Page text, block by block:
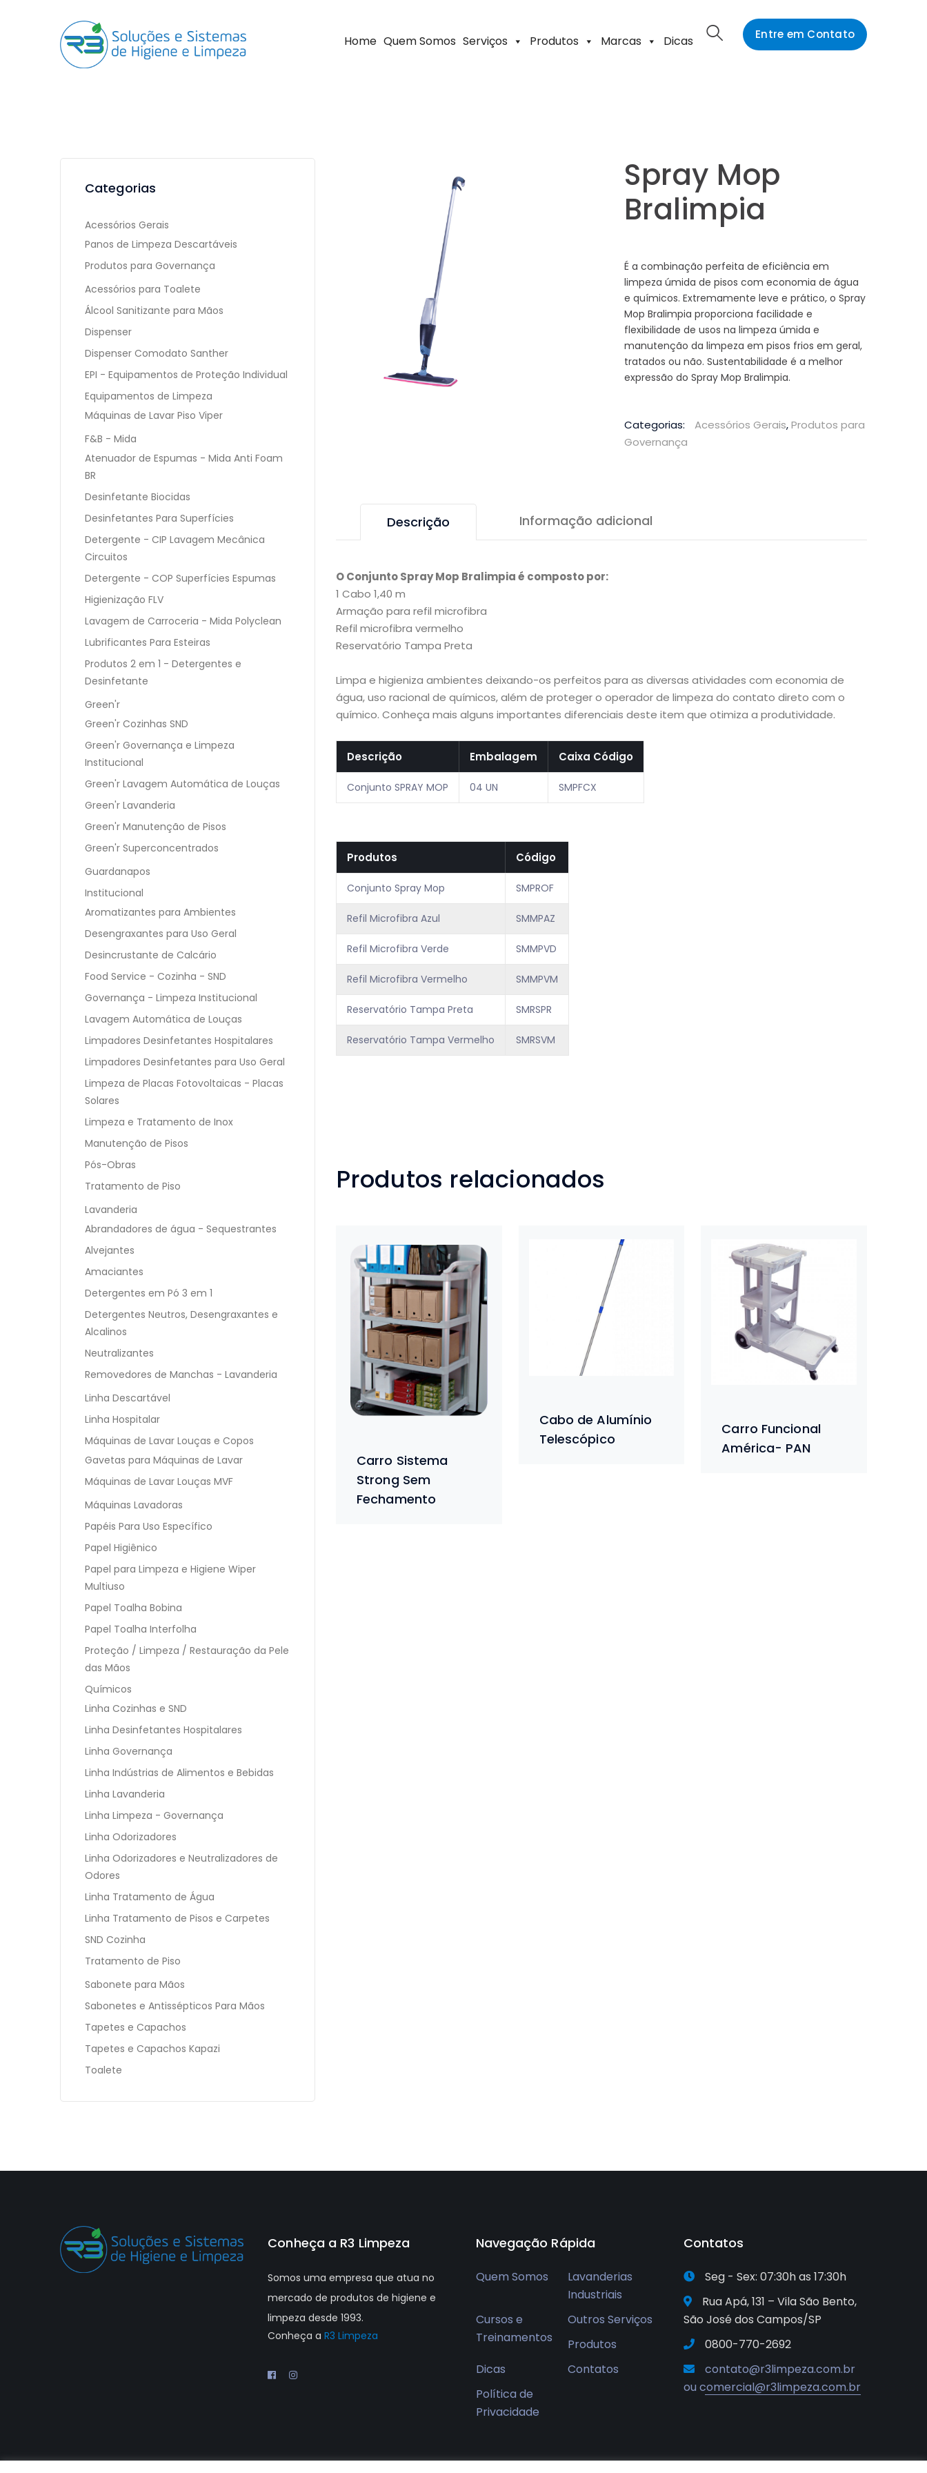
Entre em Contato
Home Quem Somos Serviços Produtos Marcas Dicas
Spray Mop
Bralimpia
É a combinação perfeita de eficiência em
limpeza úmida de pisos com economia de água
e químicos. Extremamente leve e prático, o Spray
Mop Bralimpia proporciona facilidade e
flexibilidade de usos na limpeza úmida e
manutenção da limpeza em pisos frios em geral,
tratados ou não. Sustentabilidade é a melhor
expressão do Spray Mop Bralimpia.
Categorias: Acessórios Gerais,Produtos para
Governança
Descrição Informação adicional
O Conjunto Spray Mop Bralimpia é composto por:
1 Cabo 1,40 m
Armação para refil microfibra
Refil microfibra vermelho
Reservatório Tampa Preta
Limpa e higieniza ambientes deixando-os perfeitos para as diversas atividades com economia de
água, uso racional de químicos, além de proteger o operador de limpeza do contato direto com o
químico. Conheça mais alguns importantes diferenciais deste item que otimiza a produtividade.
Descrição Embalagem Caixa Código
Conjunto SPRAY MOP 04 UN SMPFCX
Produtos Código
Conjunto Spray Mop SMPROF
Refil Microfibra Azul SMMPAZ
Refil Microfibra Verde SMMPVD
Refil Microfibra Vermelho SMMPVM
Reservatório Tampa Preta SMRSPR
Reservatório Tampa Vermelho SMRSVM
Produtos relacionados
Carro Sistema
Strong Sem
Fechamento
Cabo de Alumínio
Telescópico
Carro Funcional
América- PAN
Categorias
Acessórios Gerais
Panos de Limpeza Descartáveis
Produtos para Governança
Acessórios para Toalete
Álcool Sanitizante para Mãos
Dispenser
Dispenser Comodato Santher
EPI - Equipamentos de Proteção Individual
Equipamentos de Limpeza
Máquinas de Lavar Piso Viper
F&B - Mida
Atenuador de Espumas - Mida Anti Foam
BR
Desinfetante Biocidas
Desinfetantes Para Superfícies
Detergente - CIP Lavagem Mecânica
Circuitos
Detergente - COP Superfícies Espumas
Higienização FLV
Lavagem de Carroceria - Mida Polyclean
Lubrificantes Para Esteiras
Produtos 2 em 1 - Detergentes e
Desinfetante
Green'r
Green'r Cozinhas SND
Green'r Governança e Limpeza
Institucional
Green'r Lavagem Automática de Louças
Green'r Lavanderia
Green'r Manutenção de Pisos
Green'r Superconcentrados
Guardanapos
Institucional
Aromatizantes para Ambientes
Desengraxantes para Uso Geral
Desincrustante de Calcário
Food Service - Cozinha - SND
Governança - Limpeza Institucional
Lavagem Automática de Louças
Limpadores Desinfetantes Hospitalares
Limpadores Desinfetantes para Uso Geral
Limpeza de Placas Fotovoltaicas - Placas
Solares
Limpeza e Tratamento de Inox
Manutenção de Pisos
Pós-Obras
Tratamento de Piso
Lavanderia
Abrandadores de água - Sequestrantes
Alvejantes
Amaciantes
Detergentes em Pó 3 em 1
Detergentes Neutros, Desengraxantes e
Alcalinos
Neutralizantes
Removedores de Manchas - Lavanderia
Linha Descartável
Linha Hospitalar
Máquinas de Lavar Louças e Copos
Gavetas para Máquinas de Lavar
Máquinas de Lavar Louças MVF
Máquinas Lavadoras
Papéis Para Uso Específico
Papel Higiênico
Papel para Limpeza e Higiene Wiper
Multiuso
Papel Toalha Bobina
Papel Toalha Interfolha
Proteção / Limpeza / Restauração da Pele
das Mãos
Químicos
Linha Cozinhas e SND
Linha Desinfetantes Hospitalares
Linha Governança
Linha Indústrias de Alimentos e Bebidas
Linha Lavanderia
Linha Limpeza - Governança
Linha Odorizadores
Linha Odorizadores e Neutralizadores de
Odores
Linha Tratamento de Água
Linha Tratamento de Pisos e Carpetes
SND Cozinha
Tratamento de Piso
Sabonete para Mãos
Sabonetes e Antissépticos Para Mãos
Tapetes e Capachos
Tapetes e Capachos Kapazi
Toalete
Conheça a R3 Limpeza
Somos uma empresa que atua no
mercado de produtos de higiene e
limpeza desde 1993.
Conheça aR3 Limpeza
Navegação Rápida
Quem Somos
Lavanderias
Industriais
Cursos e
Treinamentos
Outros Serviços
Produtos
Dicas
Contatos
Política de
Privacidade
Contatos
Seg - Sex: 07:30h as 17:30h
Rua Apá, 131 – Vila São Bento,
São José dos Campos/SP
0800-770-2692
contato@r3limpeza.com.br
ou comercial@r3limpeza.com.br